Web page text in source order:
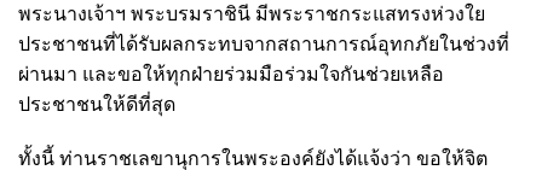
พระนางเจ้าฯ พระบรมราชินี มีพระราชกระแสทรงห่วงใย
ประชาชนที่ได้รับผลกระทบจากสถานการณ์อุทกภัยในช่วงที่
ผ่านมา และขอให้ทุกฝ่ายร่วมมือร่วมใจกันช่วยเหลือ
ประชาชนให้ดีที่สุด
ทั้งนี้ ท่านราชเลขานุการในพระองค์ยังได้แจ้งว่า ขอให้จิต